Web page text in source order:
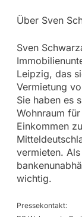
Über Sven
Sven
Leipzig, das
Vermietung
Sie haben es
Wohnraum
Einkommen
vermieten.
wichtig.
Pressekontakt: